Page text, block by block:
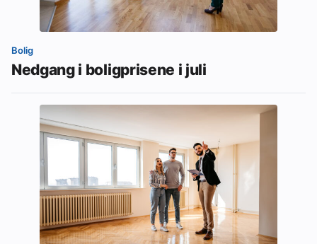
Bolig
Nedgang i boligprisene i juli